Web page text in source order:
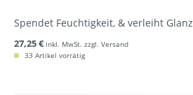
Spendet Feuchtigkeit, & verleiht Glanz
27,25 € inkl. MwSt. zzgl. Versand
33 Artikel vorrätig